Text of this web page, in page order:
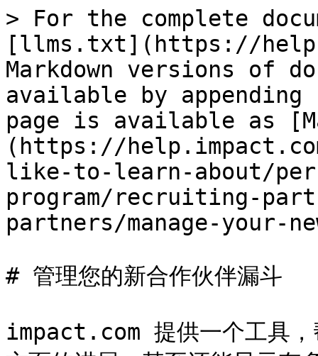
> For the complete
[llms.txt](https://
Markdown versions of
available by
page is available as
(https://
like-to-learn-about/
program/recruiting-
partners/manage-your-
# 管理您的新合作伙伴漏斗
impact.com 提供一个工具，